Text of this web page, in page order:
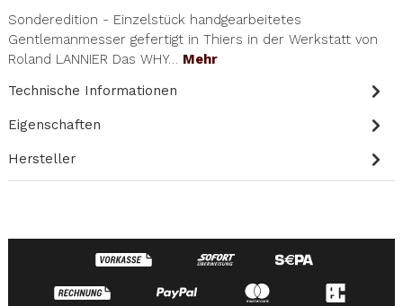
Sonderedition - Einzelstück handgearbeitetes
Gentlemanmesser gefertigt in Thiers in der Werkstatt von
Roland LANNIER Das WHY… Mehr
Technische Informationen
Eigenschaften
Hersteller